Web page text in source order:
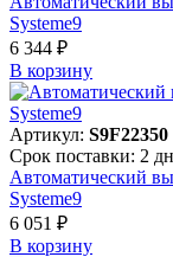
Systeme9
6 344 ₽
В корзинy
Артикул: S9F22350
Срок поставки: 2
Автоматический
Systeme9
6 051 ₽
В корзинy